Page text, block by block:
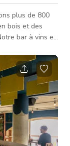
plus de 800
bois et des
avec nous dans
et une
endroit !
et séances